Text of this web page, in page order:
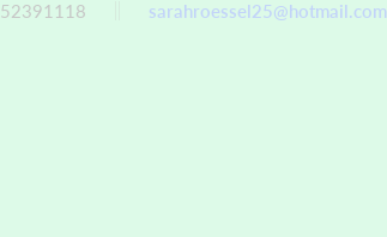
52391118 sarahroessel25@hotmail.com